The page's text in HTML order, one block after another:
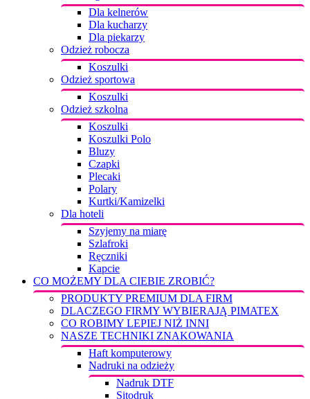
Dla kelnerów
Dla kucharzy
Dla piekarzy
Odzież robocza
Koszulki
Odzież sportowa
Koszulki
Odzież szkolna
Koszulki
Koszulki Polo
Bluzy
Czapki
Plecaki
Polary
Kurtki/Kamizelki
Dla hoteli
Szyjemy na miarę
Szlafroki
Ręczniki
Kapcie
CO MOŻEMY DLA CIEBIE ZROBIĆ?
PRODUKTY PREMIUM DLA FIRM
DLACZEGO FIRMY WYBIERAJĄ PIMATEX
CO ROBIMY LEPIEJ NIŻ INNI
NASZE TECHNIKI ZNAKOWANIA
Haft komputerowy
Nadruki na odzieży
Nadruk DTF
Sitodruk